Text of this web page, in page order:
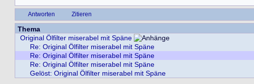
Antworten Zitieren
Thema
Original Ölfilter miserabel mit Späne
Re: Original Ölfilter miserabel mit Späne
Re: Original Ölfilter miserabel mit Späne
Re: Original Ölfilter miserabel mit Späne
Gelöst: Original Ölfilter miserabel mit Späne